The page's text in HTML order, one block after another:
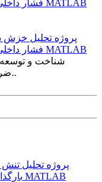
پروژه تحلیل خزش
فشار داخلی با چیدمان متقاطع با استفاده از نرم افزار MATLAB
شناخت و توسعه
ضروری و پیش شرط‌های لازم جهت پیشرفت..